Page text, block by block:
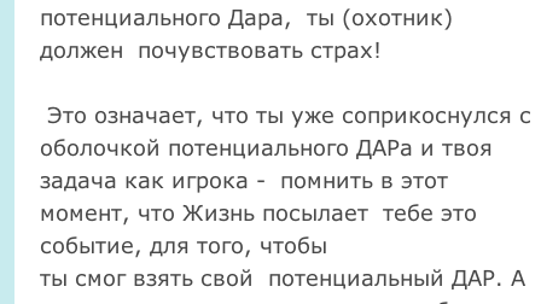
потенциального Дара, ты (охотник)
должен почувствовать страх!
Это означает, что ты уже соприкоснулся с
оболочкой потенциального ДАРа и твоя
задача как игрока - помнить в этот
момент, что Жизнь посылает тебе это
событие, для того, чтобы
ты смог взять свой потенциальный ДАР. А